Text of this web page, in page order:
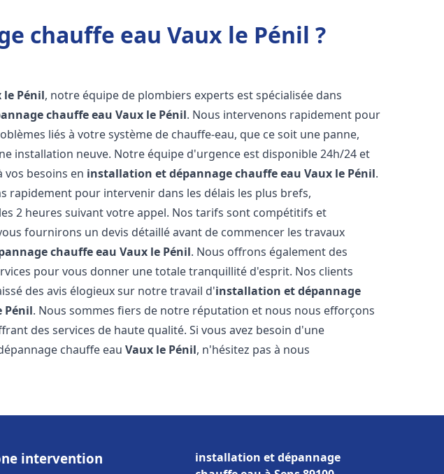
chauffe eau Vaux le Pénil ?
le Pénil, notre équipe de plombiers experts est spécialisée dans
chauffe eau Vaux le Pénil. Nous intervenons rapidement pour
liés à votre système de chauffe-eau, que ce soit une panne,
installation neuve. Notre équipe d'urgence est disponible 24h/24 et
besoins en installation et dépannage chauffe eau Vaux le Pénil.
rapidement pour intervenir dans les délais les plus brefs,
2 heures suivant votre appel. Nos tarifs sont compétitifs et
fournirons un devis détaillé avant de commencer les travaux
chauffe eau Vaux le Pénil. Nous offrons également des
pour vous donner une totale tranquillité d'esprit. Nos clients
des avis élogieux sur notre travail d'installation et dépannage
Pénil. Nous sommes fiers de notre réputation et nous nous efforçons
des services de haute qualité. Si vous avez besoin d'une
chauffe eauVaux le Pénil, n'hésitez pas à nous
intervention
installation et dépannage